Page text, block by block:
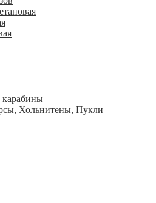
карабины
Хольнитены, Пукли